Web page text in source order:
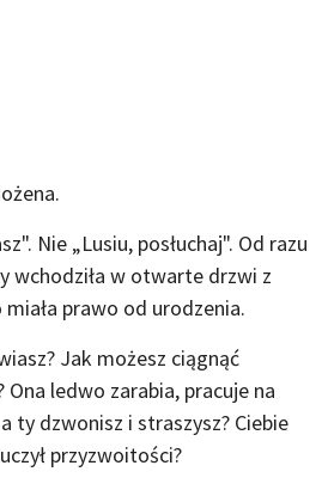
Nie „Lusiu, posłuchaj". Od razu
wchodziła w otwarte drzwi z
prawo od urodzenia.
Jak możesz ciągnąć
Ona ledwo zarabia, pracuje na
ty dzwonisz i straszysz? Ciebie
przyzwoitości?